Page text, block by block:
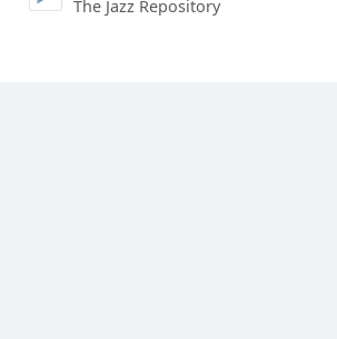
BackgroundThe Jazz Repository